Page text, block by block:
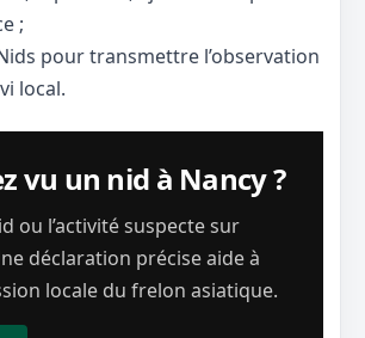
;
pour transmettre l’observation
local.
vu un nid à Nancy ?
ou l’activité suspecte sur
déclaration précise aide à
locale du frelon asiatique.